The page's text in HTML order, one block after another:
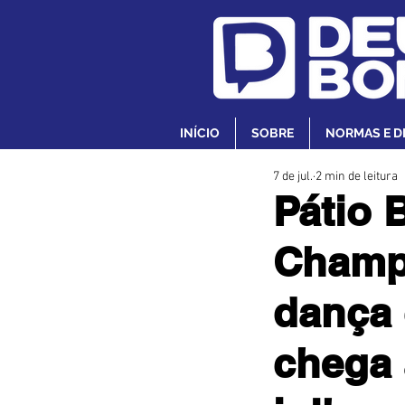
INÍCIO SOBRE NORMAS E
Pátio
chega
7 de jul. 2 min de leitura